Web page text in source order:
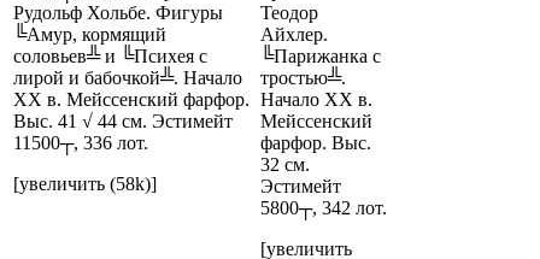
Рудольф Хольбе. Фигуры
╚Амур, кормящий
соловьев╩ и ╚Психея с
лирой и бабочкой╩. Начало
XX в. Мейссенский фарфор.
Выс. 41 √ 44 см. Эстимейт
11500┬, 336 лот.
[увеличить (58k)]
Теодор
Айхлер.
╚Парижанка с
тростью╩.
Начало XX в.
Мейссенский
фарфор. Выс.
32 см.
Эстимейт
5800┬, 342 лот.
[увеличить